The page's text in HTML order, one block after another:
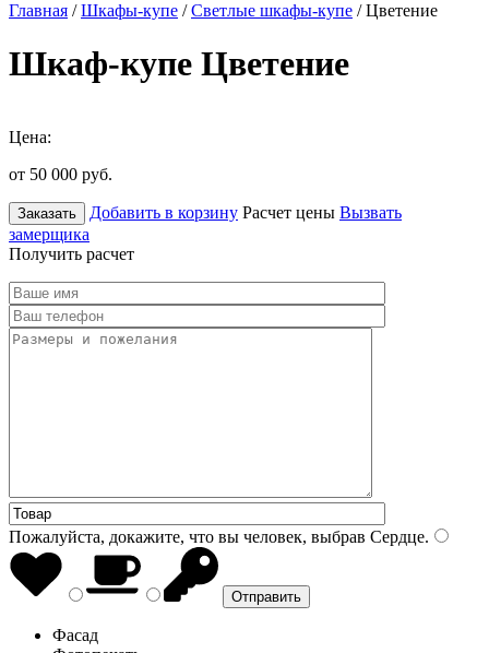
Главная /Шкафы-купе /Светлые шкафы-купе / Цветение
Шкаф-купе Цветение
Цена:
от 50 000 руб.
Заказать Добавить в корзину Расчет цены Вызвать
замерщика
Получить расчет
Пожалуйста, докажите, что вы человек, выбрав Сердце.
Фасад